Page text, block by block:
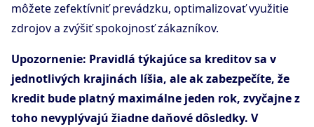
môžete zefektívniť prevádzku, optimalizovať využitie
zdrojov a zvýšiť spokojnosť zákazníkov.
Upozornenie: Pravidlá týkajúce sa kreditov sa v
jednotlivých krajinách líšia, ale ak zabezpečíte, že
kredit bude platný maximálne jeden rok, zvyčajne z
toho nevyplývajú žiadne daňové dôsledky. V